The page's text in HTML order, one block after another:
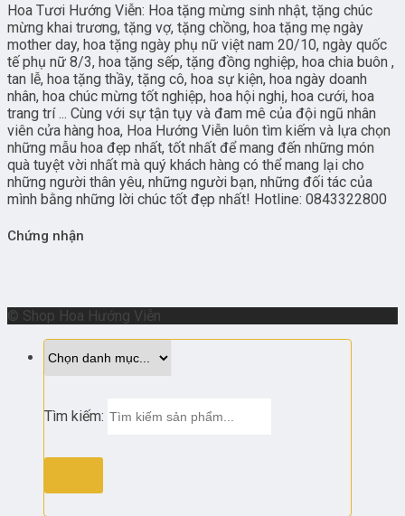
Hoa Tươi Hướng Viễn: Hoa tặng mừng sinh nhật, tặng chúc
mừng khai trương, tặng vợ, tặng chồng, hoa tặng mẹ ngày
mother day, hoa tặng ngày phụ nữ việt nam 20/10, ngày quốc
tế phụ nữ 8/3, hoa tặng sếp, tặng đồng nghiệp, hoa chia buôn ,
tan lễ, hoa tặng thầy, tặng cô, hoa sự kiện, hoa ngày doanh
nhân, hoa chúc mừng tốt nghiệp, hoa hội nghị, hoa cưới, hoa
trang trí ... Cùng với sự tận tụy và đam mê của đội ngũ nhân
viên cửa hàng hoa, Hoa Hướng Viễn luôn tìm kiếm và lựa chọn
những mẫu hoa đẹp nhất, tốt nhất để mang đến những món
quà tuyệt vời nhất mà quý khách hàng có thể mang lại cho
những người thân yêu, những người bạn, những đối tác của
mình bằng những lời chúc tốt đẹp nhất! Hotline: 0843322800
Chứng nhận
© Shop Hoa Hướng Viễn
Tìm kiếm: